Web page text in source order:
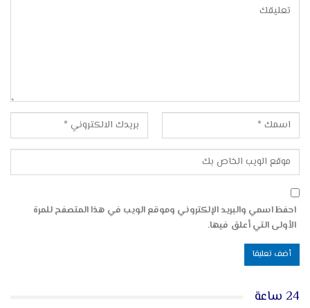
احفظ اسمي والبريد الإلكتروني وموقع الويب في هذا المتصفح للمرة
الأولى التي أعلق فيها.
24 ساعة